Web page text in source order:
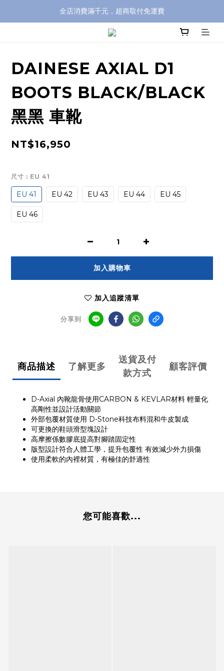
全店消費滿千元，超商取付免運費
全店消費滿千元，超商取付免運費
註冊即贈100元購物金，完整註冊加碼50元購物點數➟➟➟
DAINESE AXIAL D1
BOOTS BLACK/BLACK
黑黑 車靴
NT$16,950
尺寸 : EU 41
EU 41 EU 42 EU 43 EU 44 EU 45
EU 46
加入購物車
加入追蹤清單
分享到
商品描述 了解更多
送貨及付
款方式
顧客評價
D-Axial 內靴龍骨使用CARBON & KEVLAR材料 輕量化
高剛性並設計活動關節
外部包覆材質使用 D-Stone科技布料混和牛皮製成
可更換的鞋頭滑型塊設計
高摩擦係數膠底提高對腳踏固定性
版型設計符合人體工學，提升包覆性 有效減少外力損傷
使用柔軟的內裡材質，有極佳的舒適性
您可能喜歡...